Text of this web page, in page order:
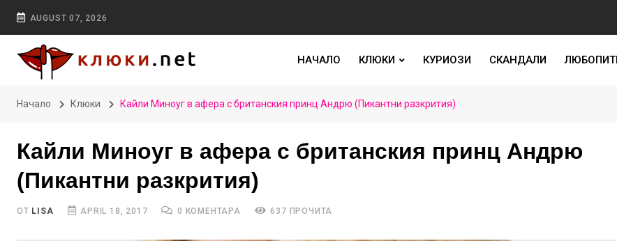
AUGUST 07, 2026
НАЧАЛО КЛЮКИ КУРИОЗИ СКАНДАЛИ
Начало Клюки Кайли Миноуг в афера с британския принц Андрю (Пикантни разкрития)
Кайли Миноуг в афера с британския принц Андрю
(Пикантни разкрития)
ОТ LISA APRIL 18, 2017 0 КОМЕНТАРА 637 ПРОЧИТА